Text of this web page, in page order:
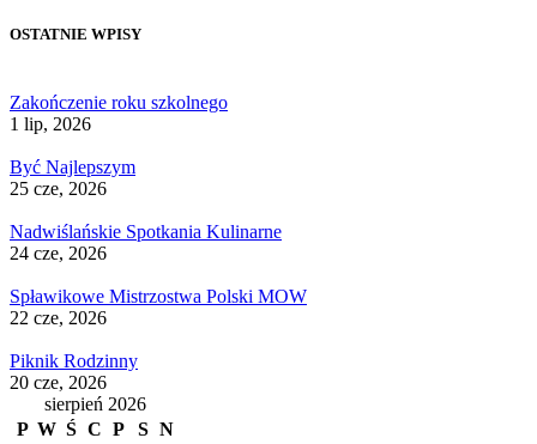
OSTATNIE WPISY
Zakończenie roku szkolnego
1 lip, 2026
Być Najlepszym
25 cze, 2026
Nadwiślańskie Spotkania Kulinarne
24 cze, 2026
Spławikowe Mistrzostwa Polski MOW
22 cze, 2026
Piknik Rodzinny
20 cze, 2026
sierpień 2026
P W Ś C P S N